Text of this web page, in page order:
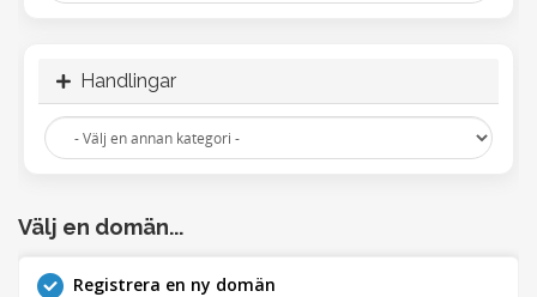
Handlingar
Välj en domän...
Registrera en ny domän